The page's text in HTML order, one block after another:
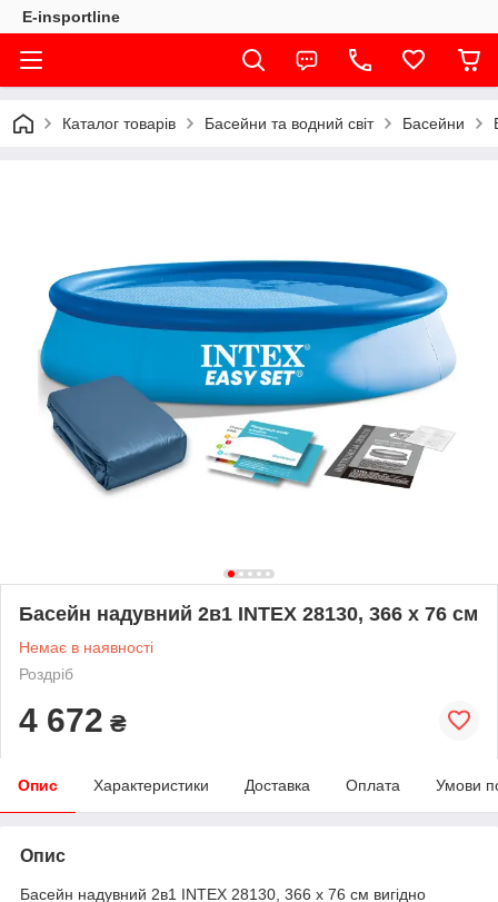
E-insportline
Каталог товарів Басейни та водний світ Басейни
Басейн надувний 2в1 INTEX 28130, 366 x 76 см
Немає в наявності
Роздріб
4 672 ₴
Опис Характеристики Доставка Оплата Умови
Опис
Басейн надувний 2в1 INTEX 28130, 366 x 76 см вигідно